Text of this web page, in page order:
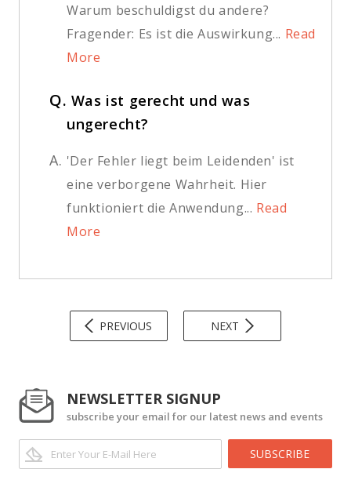
Warum beschuldigst du andere?
Fragender: Es ist die Auswirkung... Read
More
Q. Was ist gerecht und was
ungerecht?
A. 'Der Fehler liegt beim Leidenden' ist
eine verborgene Wahrheit. Hier
funktioniert die Anwendung... Read
More
PREVIOUS NEXT
NEWSLETTER SIGNUP
subscribe your email for our latest news and events
SUBSCRIBE